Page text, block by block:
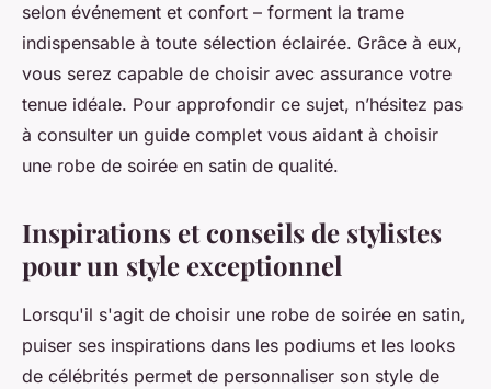
selon événement et confort – forment la trame
indispensable à toute sélection éclairée. Grâce à eux,
vous serez capable de choisir avec assurance votre
tenue idéale. Pour approfondir ce sujet, n’hésitez pas
à consulter un guide complet vous aidant à choisir
une robe de soirée en satin de qualité.
Inspirations et conseils de stylistes
pour un style exceptionnel
Lorsqu'il s'agit de choisir une robe de soirée en satin,
puiser ses inspirations dans les podiums et les looks
de célébrités permet de personnaliser son style de